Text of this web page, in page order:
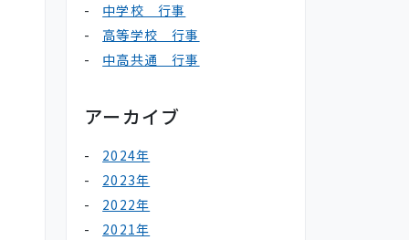
中学校 行事
高等学校 行事
中高共通 行事
アーカイブ
2024年
2023年
2022年
2021年